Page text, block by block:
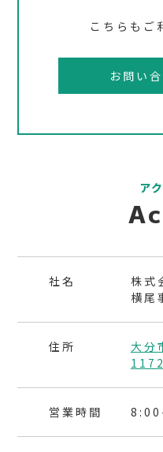
こちらもご
お問い
ア
社名
株式
横尾
住所
大分
営業時間